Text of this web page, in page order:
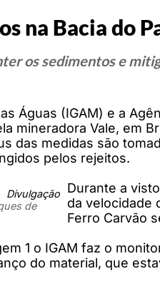
na Bacia do
os sedimentos e
Águas (IGAM) e a
mineradora Vale, em
das medidas são
pelos rejeitos.
Divulgação
de
Durante a
da velocidade
Ferro Carvão
1 o IGAM faz o
do material, que